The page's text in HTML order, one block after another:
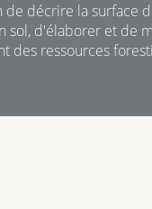
de décrire la surface
sol, d'élaborer et de
des ressources